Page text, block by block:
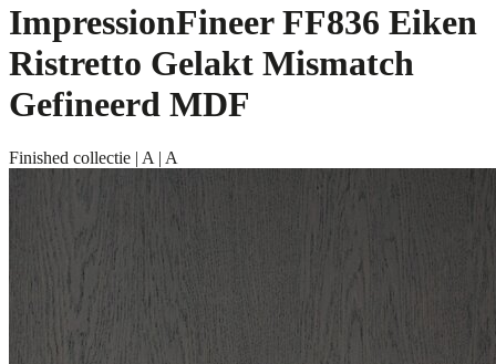
ImpressionFineer FF836 Eiken
Ristretto Gelakt Mismatch
Gefineerd MDF
Finished collectie | A | A